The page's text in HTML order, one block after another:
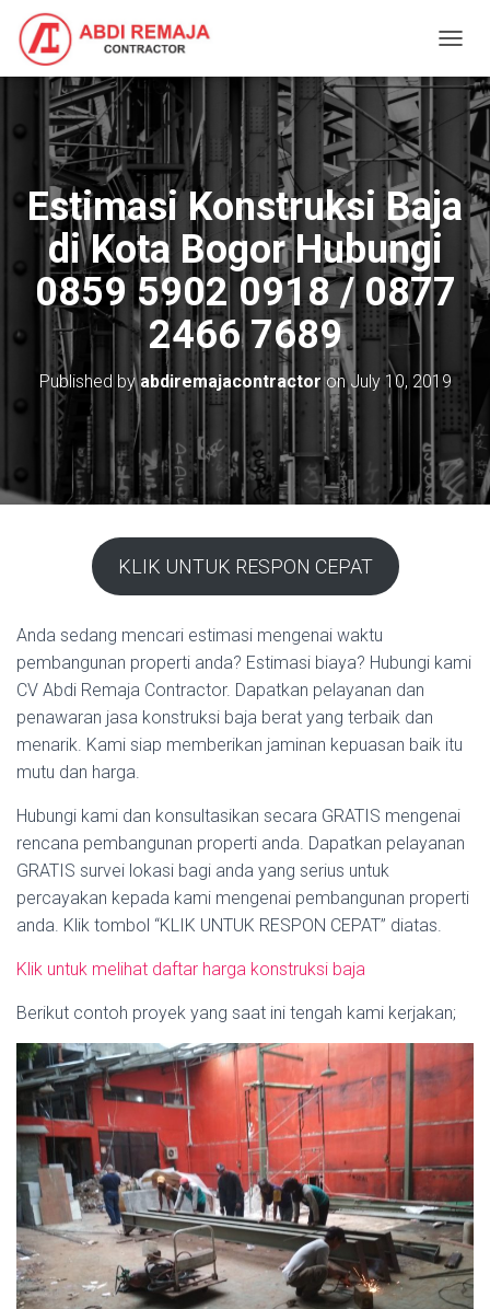
O
N
A
V
A
Estimasi Konstruksi Baja
di Kota Bogor Hubungi
0859 5902 0918 / 0877
2466 7689
Published byabdiremajacontractoronJuly 10, 2019
KLIK UNTUK RESPON CEPAT
Anda sedang mencari estimasi mengenai waktu
pembangunan properti anda? Estimasi biaya? Hubungi kami
CV Abdi Remaja Contractor. Dapatkan pelayanan dan
penawaran jasa konstruksi baja berat yang terbaik dan
menarik. Kami siap memberikan jaminan kepuasan baik itu
mutu dan harga.
Hubungi kami dan konsultasikan secara GRATIS mengenai
rencana pembangunan properti anda. Dapatkan pelayanan
GRATIS survei lokasi bagi anda yang serius untuk
percayakan kepada kami mengenai pembangunan properti
anda. Klik tombol “KLIK UNTUK RESPON CEPAT” diatas.
Klik untuk melihat daftar harga konstruksi baja
Berikut contoh proyek yang saat ini tengah kami kerjakan;